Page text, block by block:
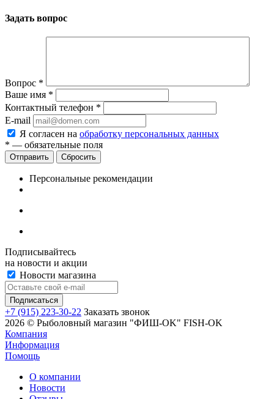
Задать вопрос
Вопрос *
Ваше имя *
Контактный телефон *
E-mail
Я согласен на обработку персональных данных
* — обязательные поля
Сбросить
Персональные рекомендации
Подписывайтесь
на новости и акции
Новости магазина
+7 (915) 223-30-22 Заказать звонок
2026 © Рыболовный магазин "ФИШ-OK" FISH-OK
Компания
Информация
Помощь
О компании
Новости